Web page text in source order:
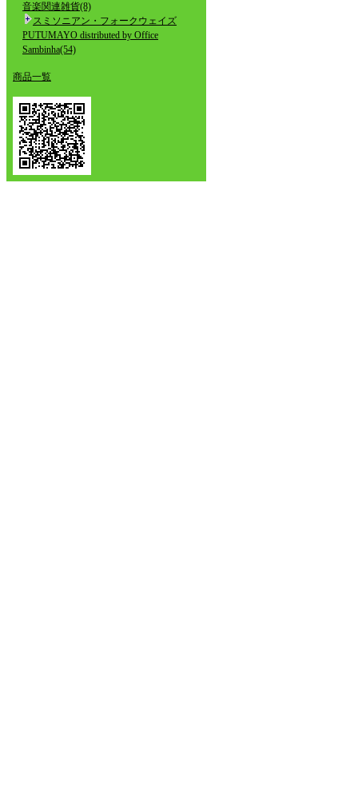
音楽関連雑貨(8)
スミソニアン・フォークウェイズ
PUTUMAYO distributed by Office
Sambinha(54)
商品一覧